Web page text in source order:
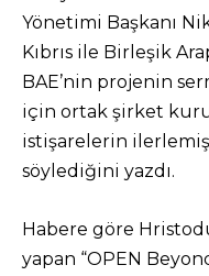
Yönetimi Başkanı
Kıbrıs ile Birleşik
BAE’nin projenin
için ortak şirket
istişarelerin
söylediğini yazdı.
Habere göre
yapan “OPEN